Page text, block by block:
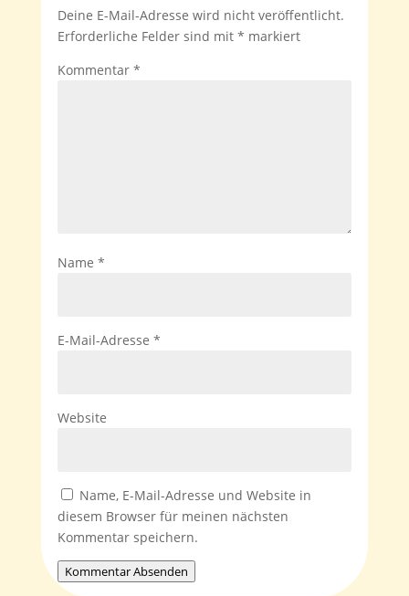
Deine E-Mail-Adresse wird nicht veröffentlicht.
Erforderliche Felder sind mit * markiert
Kommentar *
Name *
E-Mail-Adresse *
Website
Name, E-Mail-Adresse und Website in
diesem Browser für meinen nächsten
Kommentar speichern.
Kommentar Absenden